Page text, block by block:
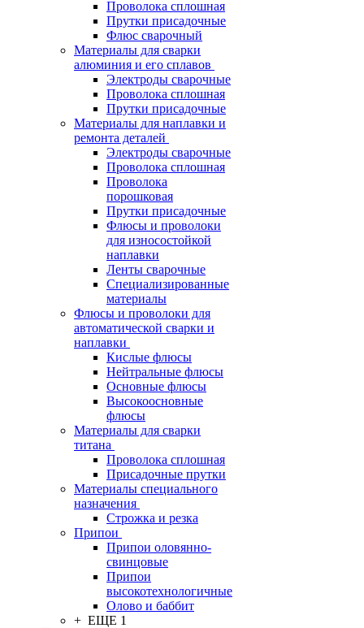
Проволока сплошная
Прутки присадочные
Флюс сварочный
Материалы для сварки
алюминия и его сплавов
Электроды сварочные
Проволока сплошная
Прутки присадочные
Материалы для наплавки и
ремонта деталей
Электроды сварочные
Проволока сплошная
Проволока
порошковая
Прутки присадочные
Флюсы и проволоки
для износостойкой
наплавки
Ленты сварочные
Специализированные
материалы
Флюсы и проволоки для
автоматической сварки и
наплавки
Кислые флюсы
Нейтральные флюсы
Основные флюсы
Высокоосновные
флюсы
Материалы для сварки
титана
Проволока сплошная
Присадочные прутки
Материалы специального
назначения
Строжка и резка
Припои
Припои оловянно-
свинцовые
Припои
высокотехнологичные
Олово и баббит
+ ЕЩЕ 1